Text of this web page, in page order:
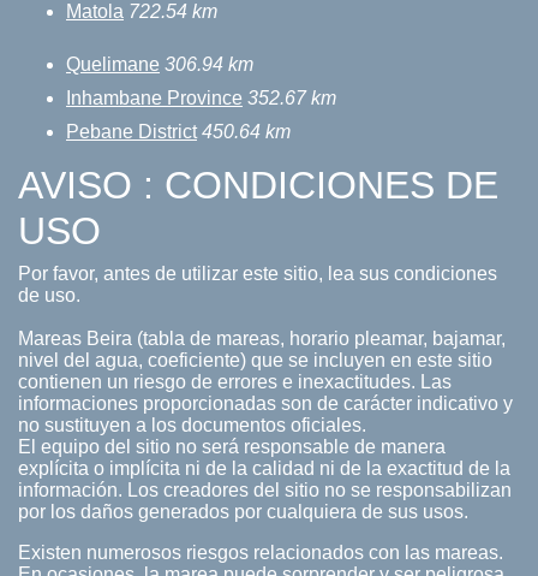
Matola 722.54 km
Quelimane 306.94 km
Inhambane Province 352.67 km
Pebane District 450.64 km
AVISO : CONDICIONES DE
USO
Por favor, antes de utilizar este sitio, lea sus condiciones
de uso.
Mareas Beira (tabla de mareas, horario pleamar, bajamar,
nivel del agua, coeficiente) que se incluyen en este sitio
contienen un riesgo de errores e inexactitudes. Las
informaciones proporcionadas son de carácter indicativo y
no sustituyen a los documentos oficiales.
El equipo del sitio no será responsable de manera
explícita o implícita ni de la calidad ni de la exactitud de la
información. Los creadores del sitio no se responsabilizan
por los daños generados por cualquiera de sus usos.
Existen numerosos riesgos relacionados con las mareas.